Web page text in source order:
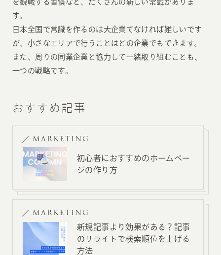
を観戦する習慣など、たくさんの新しい常識がありま
す。
日本全国で常識を作るのは大企業でなければ難しいです
が、小さなエリアで行うことはどの企業でもできます。
また、周りの同業企業と協力して一緒取り組むことも、
一つの戦略です。
おすすめ記事
MARKETING
初心者におすすめのホームペー
ジの作り方
MARKETING
新規記事より効果がある？記事
のリライトで検索順位を上げる
方法